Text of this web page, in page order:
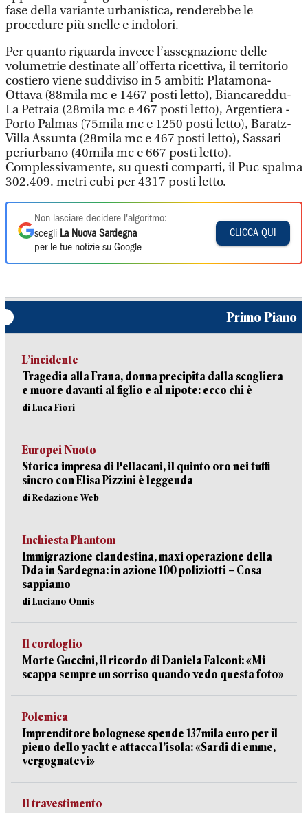
fase della variante urbanistica, renderebbe le
procedure più snelle e indolori.
Per quanto riguarda invece l’assegnazione delle
volumetrie destinate all’offerta ricettiva, il territorio
costiero viene suddiviso in 5 ambiti: Platamona-
Ottava (88mila mc e 1467 posti letto), Biancareddu-
La Petraia (28mila mc e 467 posti letto), Argentiera -
Porto Palmas (75mila mc e 1250 posti letto), Baratz-
Villa Assunta (28mila mc e 467 posti letto), Sassari
periurbano (40mila mc e 667 posti letto).
Complessivamente, su questi comparti, il Puc spalma
302.409. metri cubi per 4317 posti letto.
Non lasciare decidere l'algoritmo:
scegli La Nuova Sardegna
per le tue notizie su Google
CLICCA QUI
Primo Piano
L’incidente
Tragedia alla Frana, donna precipita dalla scogliera
e muore davanti al figlio e al nipote: ecco chi è
di Luca Fiori
Europei Nuoto
Storica impresa di Pellacani, il quinto oro nei tuffi
sincro con Elisa Pizzini è leggenda
di Redazione Web
Inchiesta Phantom
Immigrazione clandestina, maxi operazione della
Dda in Sardegna: in azione 100 poliziotti – Cosa
sappiamo
di Luciano Onnis
Il cordoglio
Morte Guccini, il ricordo di Daniela Falconi: «Mi
scappa sempre un sorriso quando vedo questa foto»
Polemica
Imprenditore bolognese spende 137mila euro per il
pieno dello yacht e attacca l’isola: «Sardi di emme,
vergognatevi»
Il travestimento